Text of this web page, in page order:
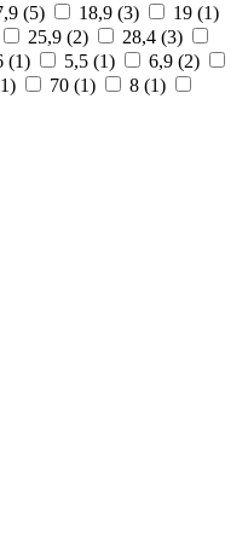
(5) 18,9 (3) 19 (1)
25,9 (2) 28,4 (3)
(1) 5,5 (1) 6,9 (2)
1) 70 (1) 8 (1)